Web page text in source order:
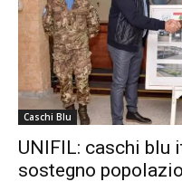
Caschi Blu
UNIFIL: caschi blu
sostegno